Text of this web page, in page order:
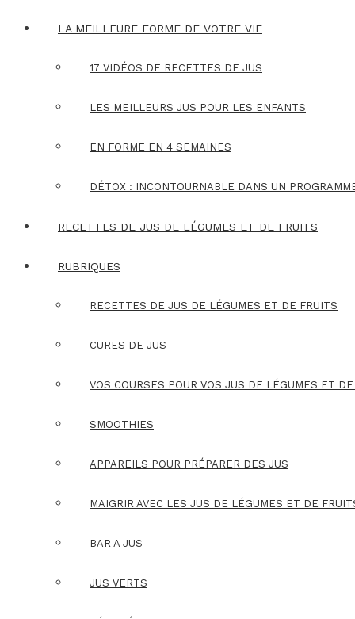
LA MEILLEURE FORME DE VOTRE VIE
17 VIDÉOS DE RECETTES DE JUS
LES MEILLEURS JUS POUR LES ENFANTS
EN FORME EN 4 SEMAINES
DÉTOX : INCONTOURNABLE DANS UN
RECETTES DE JUS DE LÉGUMES ET DE FRUITS
RUBRIQUES
RECETTES DE JUS DE LÉGUMES ET DE FRUITS
CURES DE JUS
VOS COURSES POUR VOS JUS DE LÉGUMES ET
SMOOTHIES
APPAREILS POUR PRÉPARER DES JUS
MAIGRIR AVEC LES JUS DE LÉGUMES ET DE
BAR A JUS
JUS VERTS